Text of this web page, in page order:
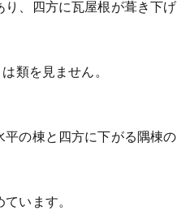
、四方に瓦屋根が葺き下げ
類を見ません。
の棟と四方に下がる隅棟の
います。